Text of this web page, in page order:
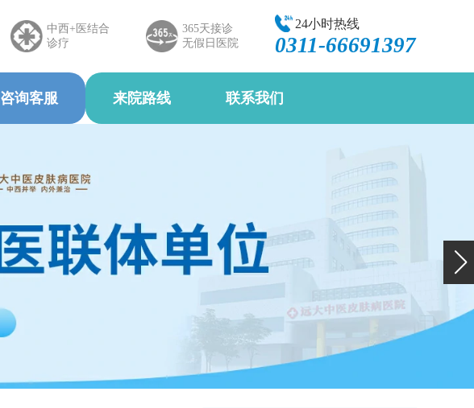
中西+医结合
诊疗
365天接诊
无假日医院
24小时热线
0311-66691397
咨询客服 来院路线 联系我们